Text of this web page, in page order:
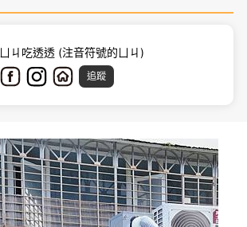
ㄩㄐ吃透透 (注音符號的ㄩㄐ)
追蹤